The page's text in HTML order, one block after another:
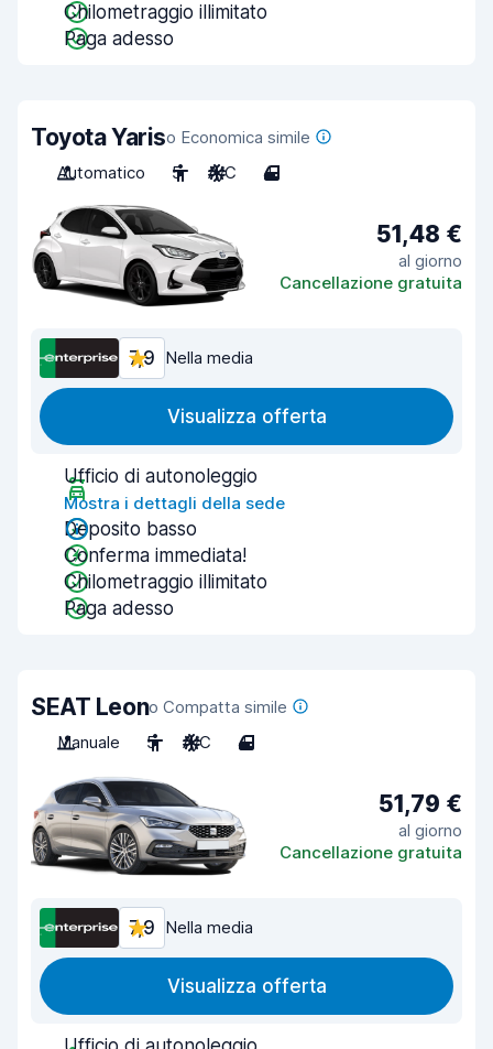
Chilometraggio illimitato
Paga adesso
Toyota Yariso Economica simile
Automatico
5 A/C 4
51,48 €
al giorno
Cancellazione gratuita
7,9 Nella media
Visualizza offerta
Ufficio di autonoleggio
Mostra i dettagli della sede
Deposito basso
Conferma immediata!
Chilometraggio illimitato
Paga adesso
SEAT Leono Compatta simile
Manuale
5 A/C 4
51,79 €
al giorno
Cancellazione gratuita
7,9 Nella media
Visualizza offerta